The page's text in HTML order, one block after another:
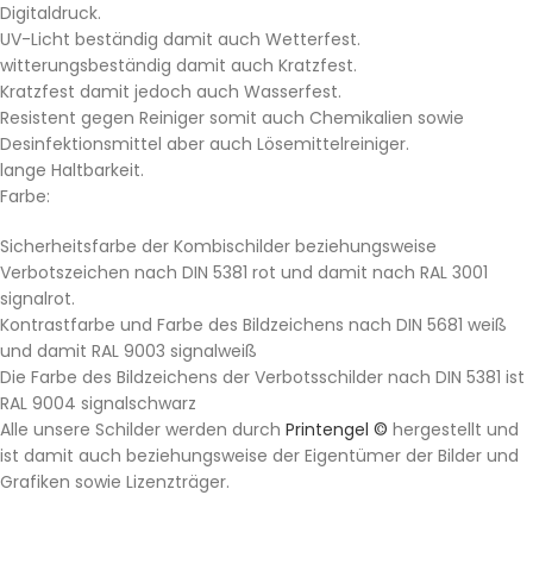
Digitaldruck.
UV-Licht beständig damit auch Wetterfest.
witterungsbeständig damit auch Kratzfest.
Kratzfest damit jedoch auch Wasserfest.
Resistent gegen Reiniger somit auch Chemikalien sowie
Desinfektionsmittel aber auch Lösemittelreiniger.
lange Haltbarkeit.
Farbe:
Sicherheitsfarbe der Kombischilder beziehungsweise
Verbotszeichen nach DIN 5381 rot und damit nach RAL 3001
signalrot.
Kontrastfarbe und Farbe des Bildzeichens nach DIN 5681 weiß
und damit RAL 9003 signalweiß
Die Farbe des Bildzeichens der Verbotsschilder nach DIN 5381 ist
RAL 9004 signalschwarz
Alle unsere Schilder werden durch Printengel © hergestellt und
ist damit auch beziehungsweise der Eigentümer der Bilder und
Grafiken sowie Lizenzträger.